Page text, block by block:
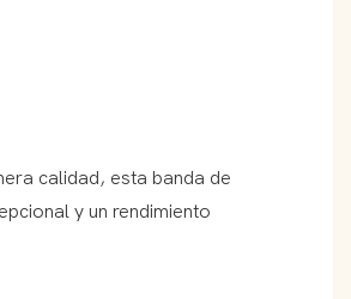
calidad, esta banda de
y un rendimiento